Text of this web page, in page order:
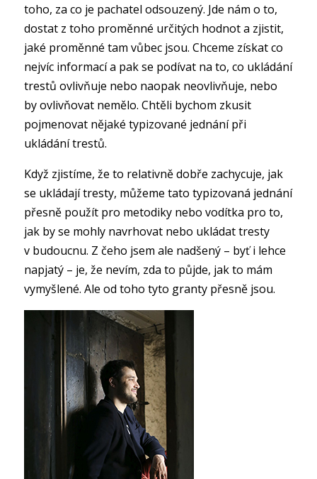
toho, za co je pachatel odsouzený. Jde nám o to,
dostat z toho proměnné určitých hodnot a zjistit,
jaké proměnné tam vůbec jsou. Chceme získat co
nejvíc informací a pak se podívat na to, co ukládání
trestů ovlivňuje nebo naopak neovlivňuje, nebo
by ovlivňovat nemělo. Chtěli bychom zkusit
pojmenovat nějaké typizované jednání při
ukládání trestů.
Když zjistíme, že to relativně dobře zachycuje, jak
se ukládají tresty, můžeme tato typizovaná jednání
přesně použít pro metodiky nebo vodítka pro to,
jak by se mohly navrhovat nebo ukládat tresty
v budoucnu. Z čeho jsem ale nadšený – byť i lehce
napjatý – je, že nevím, zda to půjde, jak to mám
vymyšlené. Ale od toho tyto granty přesně jsou.